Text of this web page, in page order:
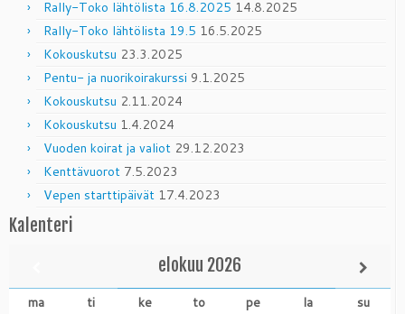
Rally-Toko lähtölista 16.8.2025 14.8.2025
Rally-Toko lähtölista 19.5 16.5.2025
Kokouskutsu 23.3.2025
Pentu- ja nuorikoirakurssi 9.1.2025
Kokouskutsu 2.11.2024
Kokouskutsu 1.4.2024
Vuoden koirat ja valiot 29.12.2023
Kenttävuorot 7.5.2023
Vepen starttipäivät 17.4.2023
Kalenteri
elokuu 2026
ma ti ke to pe la
su